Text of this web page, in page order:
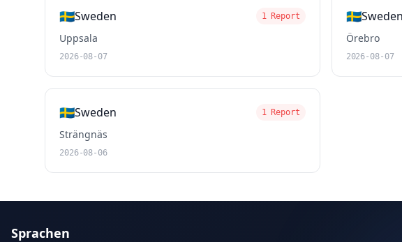
🇸🇪Sweden 1 Report
Uppsala
2026-08-07
🇸🇪Sweden
Örebro
2026-08-07
🇸🇪Sweden 1 Report
Strängnäs
2026-08-06
Sprachen